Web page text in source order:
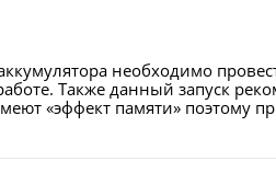
необходимо
Также данный запуск
«эффект памяти» поэтому